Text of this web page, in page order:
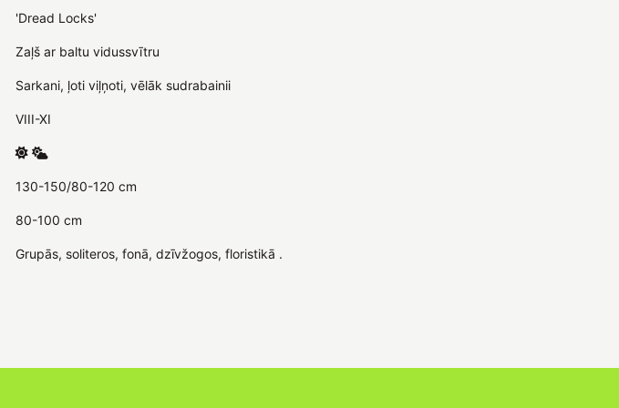
'Dread Locks'
Zaļš ar baltu vidussvītru
Sarkani, ļoti viļņoti, vēlāk sudrabainii
VIII-XI
130-150/80-120 cm
80-100 cm
Grupās, soliteros, fonā, dzīvžogos, floristikā .